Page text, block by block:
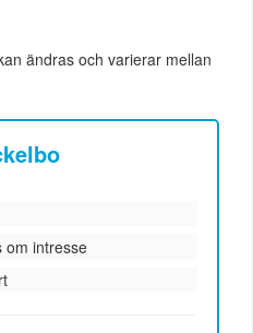
ändras och varierar mellan
om intresse